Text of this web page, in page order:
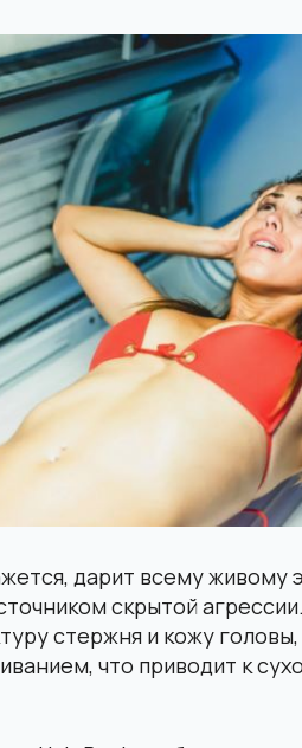
дарит всему живому
скрытой
стержня и кожу
что приводит к